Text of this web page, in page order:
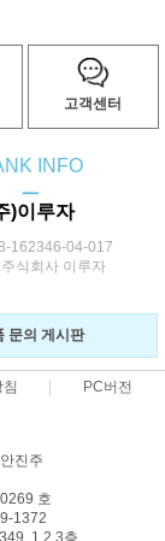
고객센터
INFO
ㅡ
)이루자
162346-04-017
식회사 이루자
문의 게시판
PC버전
진주
호
1372
1,2,3층